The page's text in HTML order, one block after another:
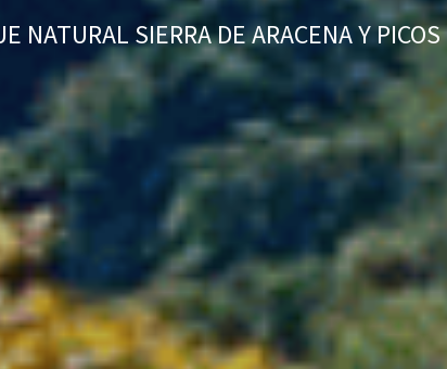
NATURAL SIERRA DE ARACENA Y